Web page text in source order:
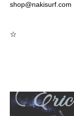
shop@nakisurf.com
☆